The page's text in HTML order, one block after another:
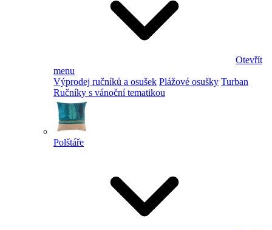
Otevřít
menu
Výprodej ručníků a osušek Plážové osušky Turban
Ručníky s vánoční tematikou
Polštáře